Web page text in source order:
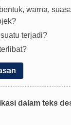
warna,
terjadi?
dalam teks